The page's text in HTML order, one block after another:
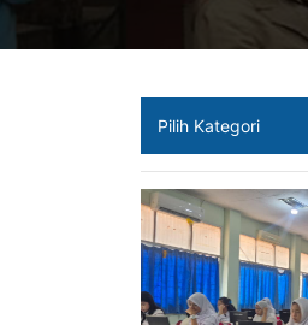
Pilih Kategori